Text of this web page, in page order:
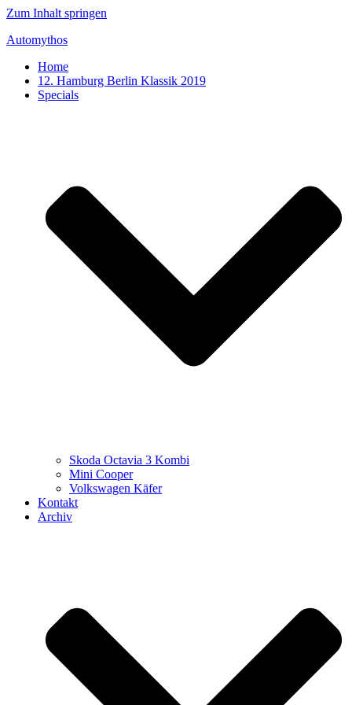
Zum Inhalt springen
Automythos
Home
12. Hamburg Berlin Klassik 2019
Specials
Skoda Octavia 3 Kombi
Mini Cooper
Volkswagen Käfer
Kontakt
Archiv